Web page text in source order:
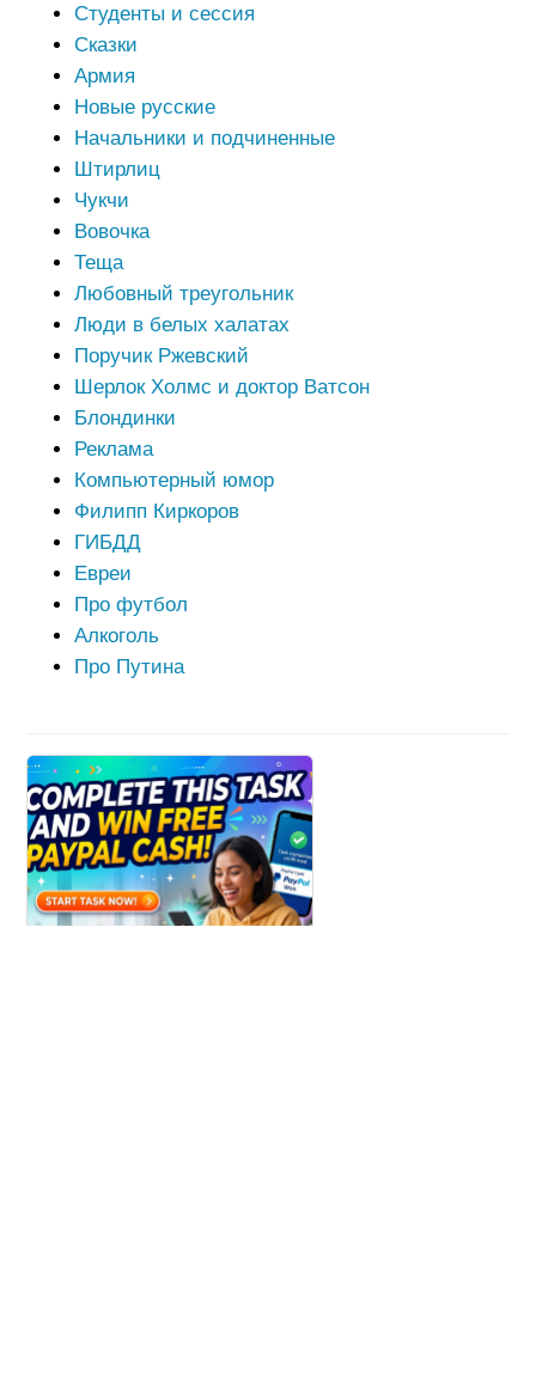
Студенты и сессия
Сказки
Армия
Новые русские
Начальники и подчиненные
Штирлиц
Чукчи
Вовочка
Теща
Любовный треугольник
Люди в белых халатах
Поручик Ржевский
Шерлок Холмс и доктор Ватсон
Блондинки
Реклама
Компьютерный юмор
Филипп Киркоров
ГИБДД
Евреи
Про футбол
Алкоголь
Про Путина